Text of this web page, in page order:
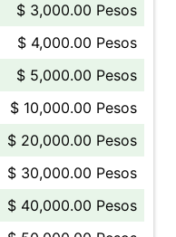
$ 3,000.00 Pesos
$ 4,000.00 Pesos
$ 5,000.00 Pesos
$ 10,000.00 Pesos
$ 20,000.00 Pesos
$ 30,000.00 Pesos
$ 40,000.00 Pesos